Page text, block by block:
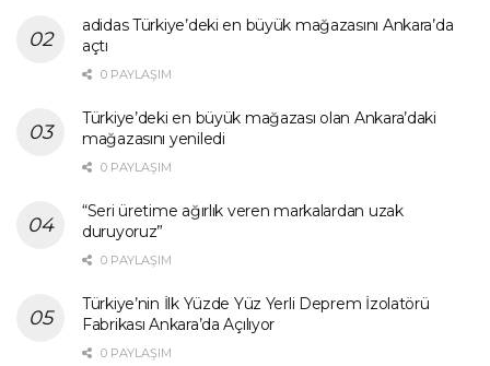
adidas Türkiye’deki en büyük mağazasını Ankara’da
açtı
0 PAYLAŞIM
Türkiye’deki en büyük mağazası olan Ankara’daki
mağazasını yeniledi
0 PAYLAŞIM
“Seri üretime ağırlık veren markalardan uzak
duruyoruz”
0 PAYLAŞIM
Türkiye’nin İlk Yüzde Yüz Yerli Deprem İzolatörü
Fabrikası Ankara’da Açılıyor
0 PAYLAŞIM